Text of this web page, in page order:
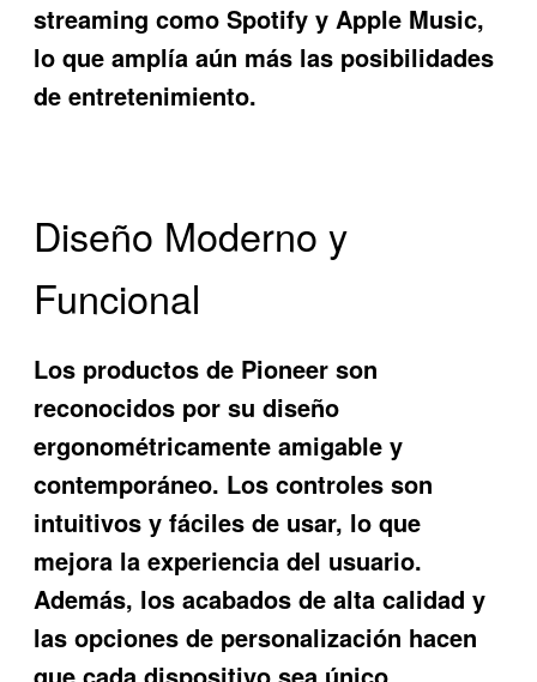
streaming como Spotify y Apple Music,
lo que amplía aún más las posibilidades
de entretenimiento.
Diseño Moderno y
Funcional
Los productos de Pioneer son
reconocidos por su diseño
ergonométricamente amigable y
contemporáneo. Los controles son
intuitivos y fáciles de usar, lo que
mejora la experiencia del usuario.
Además, los acabados de alta calidad y
las opciones de personalización hacen